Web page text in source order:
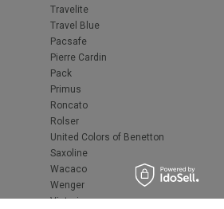
Travelite
Travel Blue
Pacsafe
Pierre Cardin
Pack
Primus
Roncato
Rolser
United Colors of Benetton
Saxoline
Wacaco
Wenger
Victorinox